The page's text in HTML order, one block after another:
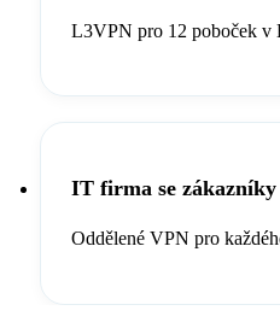
L3VPN pro 12 poboček v
IT firma se
Oddělené VPN pro